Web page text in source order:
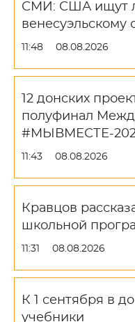
СМИ: США ищут
венесуэльскому
11:48 08.08.2026
12 донских
полуфинал
#МЫВМЕСТЕ-
11:43 08.08.2026
Кравцов
школьной
11:31 08.08.2026
К 1 сентября в
учебники